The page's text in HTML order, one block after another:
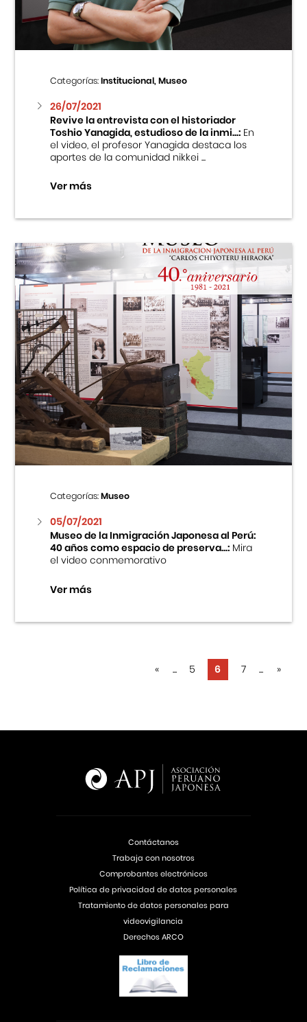
Categorías:Institucional, Museo
26/07/2021
Revive la entrevista con el historiador
Toshio Yanagida, estudioso de la inmi...:En
el video, el profesor Yanagida destaca los
aportes de la comunidad nikkei ...
Ver más
Categorías:Museo
05/07/2021
Museo de la Inmigración Japonesa al Perú:
40 años como espacio de preserva...:Mira
el video conmemorativo
Ver más
« ... 5 6 7 ... »
Contáctanos
Trabaja con nosotros
Comprobantes electrónicos
Política de privacidad de datos personales
Tratamiento de datos personales para
videovigilancia
Derechos ARCO